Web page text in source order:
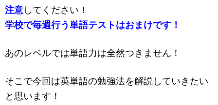
注意してください！
学校で毎週行う単語テストはおまけです！
あのレベルでは単語力は全然つきません！
そこで今回は英単語の勉強法を解説していきたい
と思います！